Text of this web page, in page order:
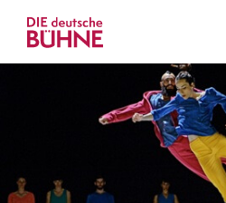
Schauspiel
Musiktheater
Crossover